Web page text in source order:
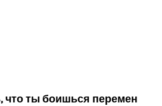
что ты боишься перемен